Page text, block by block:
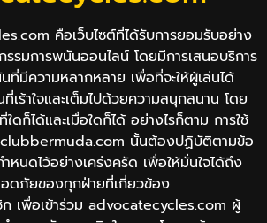
คือเว็บไซต์ที่ได้รับการยอมรับอย่าง
รรมการพนันออนไลน์ โดยมีการเสนอบริการ
ที่มีความหลากหลาย เพื่อที่จะให้ผู้เล่นได้
ร้าใจและเต็มไปด้วยความสนุกสนาน โดย
ใดก็ได้และเมื่อใดก็ได้ อย่างไรก็ตาม การใช้
นั้นต้องปฏิบัติตามข้อ
หนดไว้อย่างเคร่งครัด เพื่อให้มั่นใจได้ถึง
อดภัยของทุกฝ่ายที่เกี่ยวข้อง
เพื่อเข้าร่วม advocatecycles.com ผู้